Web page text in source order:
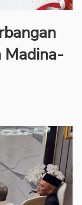
Madina-